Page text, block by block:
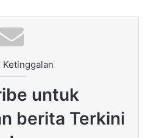
Ketinggalan
untuk
berita Terkini